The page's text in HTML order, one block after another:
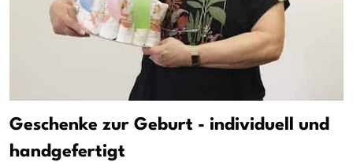
Geschenke zur Geburt - individuell und
handgefertigt